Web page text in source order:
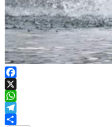
Facebook
X
WhatsApp
Telegram